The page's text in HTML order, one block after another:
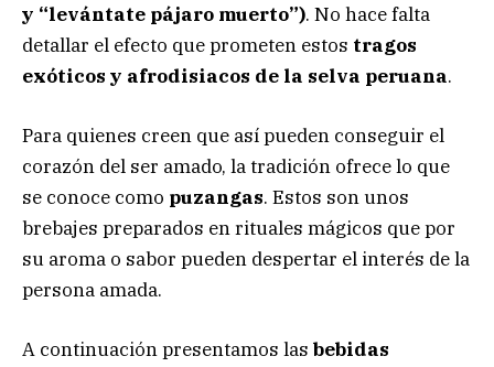
y “levántate pájaro muerto”). No hace falta
detallar el efecto que prometen estos tragos
exóticos y afrodisiacos de la selva peruana.
Para quienes creen que así pueden conseguir el
corazón del ser amado, la tradición ofrece lo que
se conoce como puzangas. Estos son unos
brebajes preparados en rituales mágicos que por
su aroma o sabor pueden despertar el interés de la
persona amada.
A continuación presentamos las bebidas